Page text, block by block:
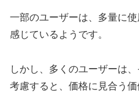
一部のユーザーは、多量に
感じているようです。
しかし、多くのユーザーは
考慮すると、価格に見合う